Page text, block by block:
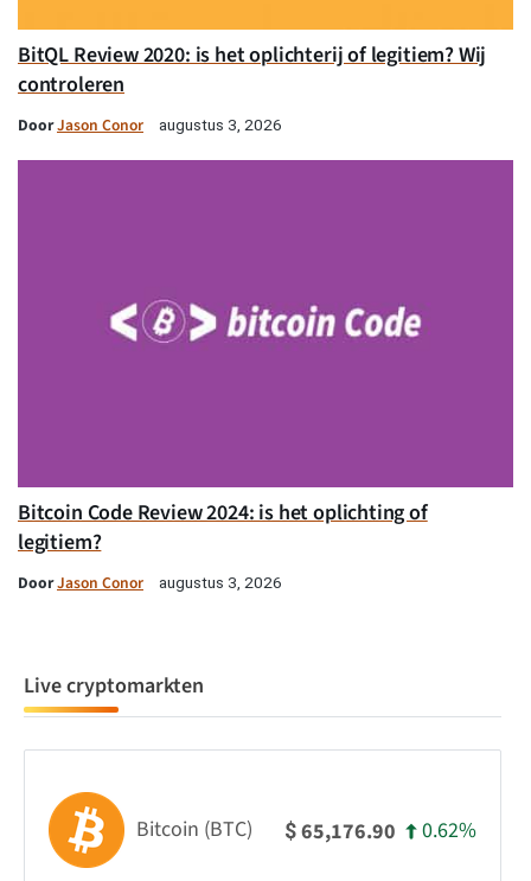
BitQL Review 2020: is het oplichterij of legitiem? Wij
controleren
DoorJason Conor augustus 3, 2026
Bitcoin Code Review 2024: is het oplichting of
legitiem?
DoorJason Conor augustus 3, 2026
Live cryptomarkten
Bitcoin (BTC) $65,176.90 0.62%